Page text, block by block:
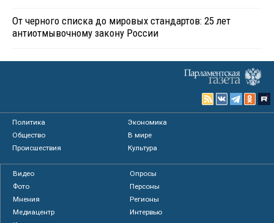
От черного списка до мировых стандартов: 25 лет
антиотмывочному закону России
Политика
Экономика
Общество
В мире
Происшествия
Культура
Видео
Опросы
Фото
Персоны
Мнения
Регионы
Медиацентр
Интервью